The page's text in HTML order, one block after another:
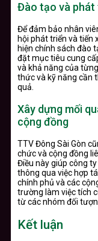
Đào tạo và phát
Để đảm bảo nhân
hội phát triển và tiến
hiện chính sách đào
đặt mục tiêu cung
và khả năng của
thức và kỹ năng cần
quả.
Xây dựng mối
cộng đồng
TTV Đông Sài Gòn
chức và cộng đồng
Điều này giúp công
thông qua việc hợp
chính phủ và các
trường làm việc tích
từ các nhóm đối
Kết luận